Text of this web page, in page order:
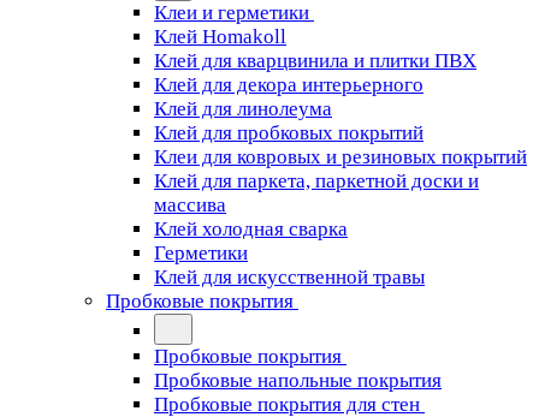
Клеи и герметики
Клей Homakoll
Клей для кварцвинила и плитки ПВХ
Клей для декора интерьерного
Клей для линолеума
Клей для пробковых покрытий
Клеи для ковровых и резиновых покрытий
Клей для паркета, паркетной доски и
массива
Клей холодная сварка
Герметики
Клей для искусственной травы
Пробковые покрытия
Пробковые покрытия
Пробковые напольные покрытия
Пробковые покрытия для стен